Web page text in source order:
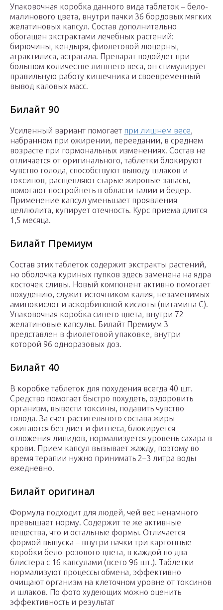
Упаковочная коробка данного вида таблеток – бело-
малинового цвета, внутри пачки 36 бордовых мягких
желатиновых капсул. Состав дополнительно
обогащен экстрактами лечебных растений:
бирючины, кендыря, фиолетовой люцерны,
атрактилиса, астрагала. Препарат подойдет при
большом количестве лишнего веса, он стимулирует
правильную работу кишечника и своевременный
вывод каловых масс.
Билайт 90
Усиленный вариант помогает при лишнем весе,
набранном при ожирении, переедании, в среднем
возрасте при гормональных изменениях. Состав не
отличается от оригинального, таблетки блокируют
чувство голода, способствуют выводу шлаков и
токсинов, расщепляют старые жировые запасы,
помогают постройнеть в области талии и бедер.
Применение капсул уменьшает проявления
целлюлита, купирует отечность. Курс приема длится
1,5 месяца.
Билайт Премиум
Состав этих таблеток содержит экстракты растений,
но оболочка куриных пупков здесь заменена на ядра
косточек сливы. Новый компонент активно помогает
похудению, служит источником калия, незаменимых
аминокислот и аскорбиновой кислоты (витамина С).
Упаковочная коробка синего цвета, внутри 72
желатиновые капсулы. Билайт Премиум 3
представлен в фиолетовой упаковке, внутри
которой 96 одноразовых доз.
Билайт 40
В коробке таблеток для похудения всегда 40 шт.
Средство помогает быстро похудеть, оздоровить
организм, вывести токсины, подавить чувство
голода. За счет растительного состава жиры
сжигаются без диет и фитнеса, блокируется
отложения липидов, нормализуется уровень сахара в
крови. Прием капсул вызывает жажду, поэтому во
время терапии нужно принимать 2–3 литра воды
ежедневно.
Билайт оригинал
Формула подходит для людей, чей вес ненамного
превышает норму. Содержит те же активные
вещества, что и остальные формы. Отличается
формой выпуска – внутри пачки три картонные
коробки бело-розового цвета, в каждой по два
блистера с 16 капсулами (всего 96 шт.). Таблетки
нормализуют процессы обмена, эффективно
очищают организм на клеточном уровне от токсинов
и шлаков. По фото худеющих можно оценить
эффективность и результат